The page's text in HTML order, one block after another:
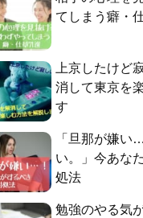
てしまう癖・
上京したけど
消して東京を
す
「旦那が嫌い
い。」今あな
処法
勉強のやる気